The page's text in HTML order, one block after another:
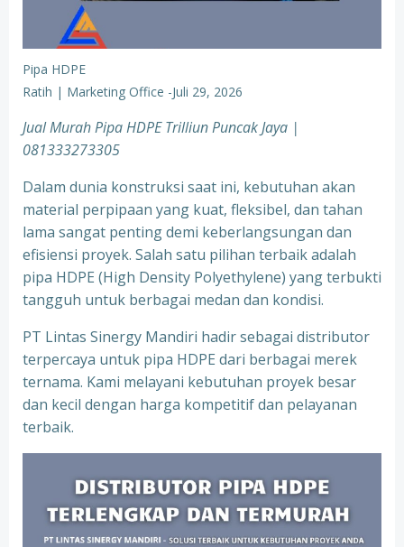
Pipa HDPE
Ratih | Marketing Office -Juli 29, 2026
Jual Murah Pipa HDPE Trilliun Puncak Jaya |
081333273305
Dalam dunia konstruksi saat ini, kebutuhan akan
material perpipaan yang kuat, fleksibel, dan tahan
lama sangat penting demi keberlangsungan dan
efisiensi proyek. Salah satu pilihan terbaik adalah
pipa HDPE (High Density Polyethylene) yang terbukti
tangguh untuk berbagai medan dan kondisi.
PT Lintas Sinergy Mandiri hadir sebagai distributor
terpercaya untuk pipa HDPE dari berbagai merek
ternama. Kami melayani kebutuhan proyek besar
dan kecil dengan harga kompetitif dan pelayanan
terbaik.